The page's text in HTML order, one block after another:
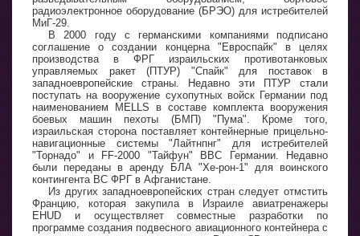
радиоэлектронное оборудование (БРЭО) для истребителей
МиГ-29.
В 2000 году с германскими компаниями подписано
соглашение о создании концерна "Евроспайк" в целях
производства в ФРГ израильских противотанковых
управляемых ракет (ПТУР) "Спайк" для поставок в
западноевропейские страны. Недавно эти ПТУР стали
поступать на вооружение сухопутных войск Германии под
наименованием MELLS в составе комплекта вооружения
боевых машин пехоты (БМП) "Пума". Кроме того,
израильская сторона поставляет контейнерные прицельно-
навигационные системы "Лайтнпнг" для истребителей
"Торнадо" и FF-2000 "Тайфун" ВВС Германии. Недавно
были переданы в аренду БЛА "Хе-рон-1" для воинского
контингента ВС ФРГ в Афганистане.
Из других западноевропейских стран следует отмстить
Францию, которая закупила в Израиле авиатренажеры
EHUD и осуществляет совместные разработки по
программе создания подвесного авиационного контейнера с